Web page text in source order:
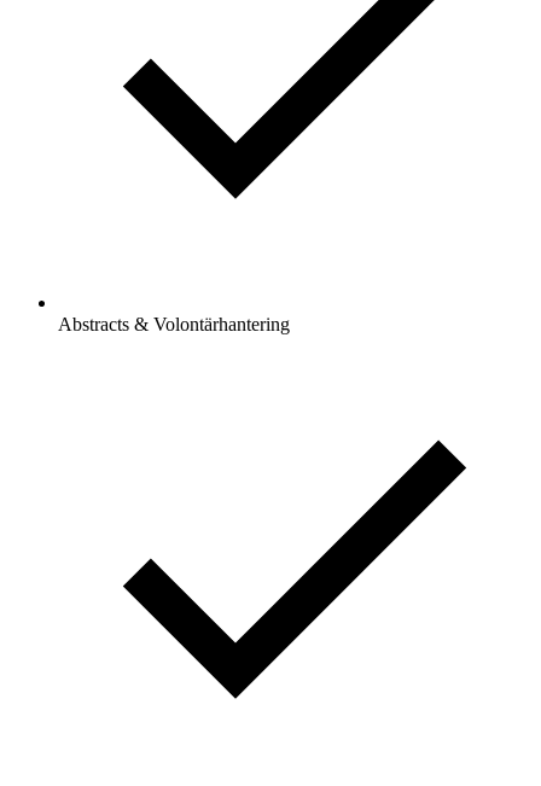
Abstracts & Volontärhantering